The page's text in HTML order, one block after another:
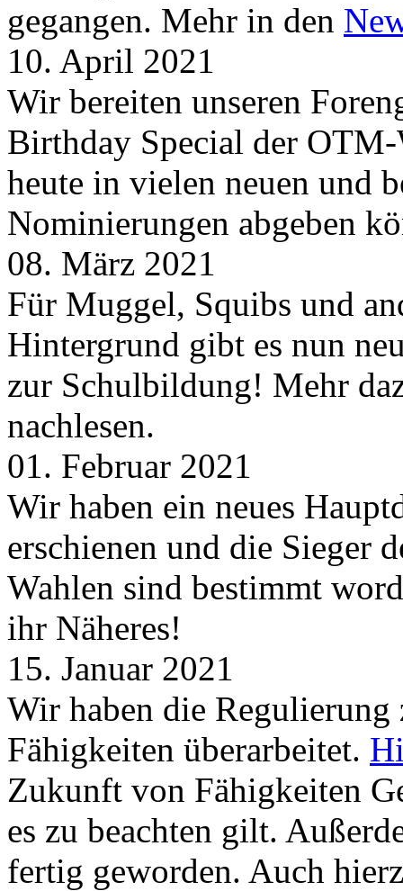
gegangen. Mehr in den
10. April 2021
Wir bereiten unseren
Birthday Special der
heute in vielen neuen und
Nominierungen abgeben
08. März 2021
Für Muggel, Squibs und
Hintergrund gibt es nun
zur Schulbildung! Mehr
nachlesen.
01. Februar 2021
Wir haben ein neues
erschienen und die Sieger
Wahlen sind bestimmt
ihr Näheres!
15. Januar 2021
Wir haben die
Fähigkeiten überarbeitet.
Zukunft von Fähigkeiten
es zu beachten gilt.
fertig geworden. Auch